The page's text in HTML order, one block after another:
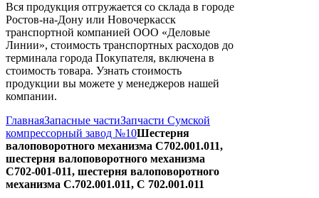
Вся продукция отгружается со склада в городе
Ростов-на-Дону или Новочеркасск
транспортной компанией ООО «Деловые
Линии», стоимость транспортных расходов до
терминала города Покупателя, включена в
стоимость товара. Узнать стоимость
продукции вы можете у менеджеров нашей
компании.
ГлавнаяЗапасные частиЗапчасти Сумской
компрессорный завод №10Шестерня
валоповоротного механизма С702.001.011,
шестерня валоповоротного механизма
С702-001-011, шестерня валоповоротного
механизма С.702.001.011, С 702.001.011